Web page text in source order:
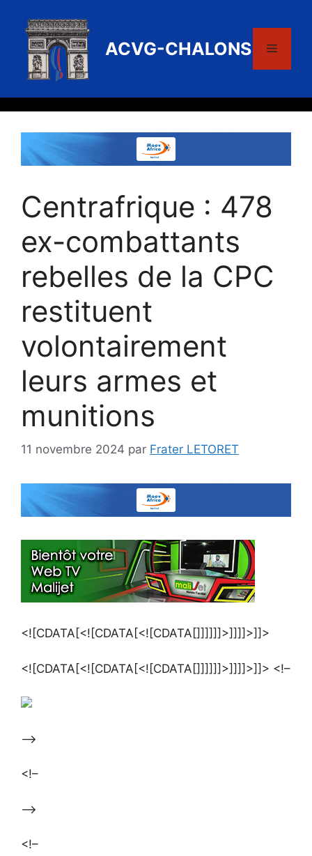
contenu
ACVG-CHALONS Menu
Centrafrique : 478
ex-combattants
rebelles de la CPC
restituent
volontairement
leurs armes et
munitions
11 novembre 2024 par Frater LETORET
<![CDATA[<![CDATA[<![CDATA[]]]]]]>]]]]>]]>
<![CDATA[<![CDATA[<![CDATA[]]]]]]>]]]]>]]> <!–
–>
<!–
–>
<!–